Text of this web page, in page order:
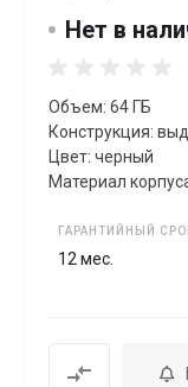
Нет в
Объем: 64 ГБ
Конструкция:
Цвет: черный
Материал
ГАРАНТИЙНЫЙ
12 мес.